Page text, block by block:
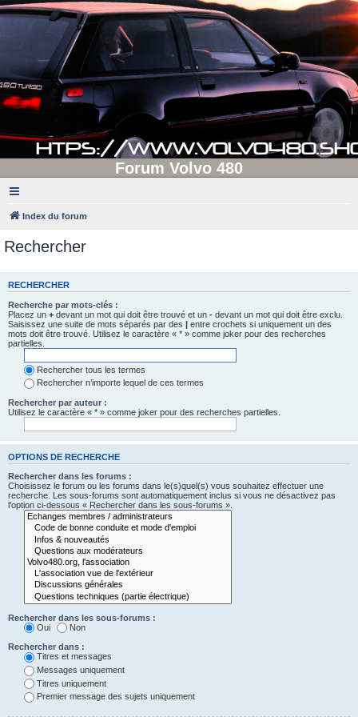
Forum Volvo 480
Index du forum
Rechercher
RECHERCHER
Recherche par mots-clés :
Placez un + devant un mot qui doit être trouvé et un - devant un mot qui doit être exclu.
Saisissez une suite de mots séparés par des | entre crochets si uniquement un des
mots doit être trouvé. Utilisez le caractère « * » comme joker pour des recherches
partielles.
Rechercher tous les termes
Rechercher n’importe lequel de ces termes
Rechercher par auteur :
Utilisez le caractère « * » comme joker pour des recherches partielles.
OPTIONS DE RECHERCHE
Rechercher dans les forums :
Choisissez le forum ou les forums dans le(s)quel(s) vous souhaitez effectuer une
recherche. Les sous-forums sont automatiquement inclus si vous ne désactivez pas
l’option ci-dessous « Rechercher dans les sous-forums ».
Rechercher dans les sous-forums :
Oui
Non
Rechercher dans :
Titres et messages
Messages uniquement
Titres uniquement
Premier message des sujets uniquement